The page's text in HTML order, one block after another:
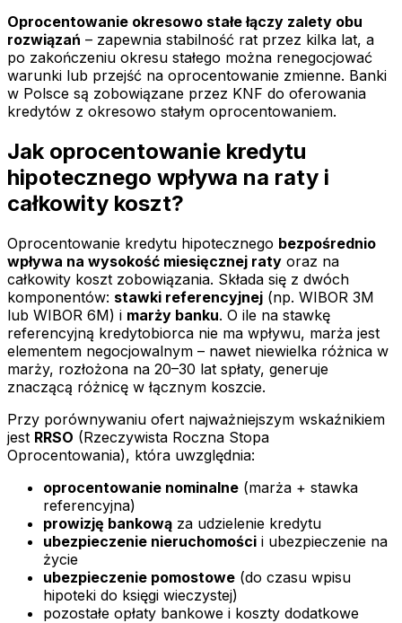
Oprocentowanie okresowo stałe łączy zalety obu
rozwiązań – zapewnia stabilność rat przez kilka lat, a
po zakończeniu okresu stałego można renegocjować
warunki lub przejść na oprocentowanie zmienne. Banki
w Polsce są zobowiązane przez KNF do oferowania
kredytów z okresowo stałym oprocentowaniem.
Jak oprocentowanie kredytu
hipotecznego wpływa na raty i
całkowity koszt?
Oprocentowanie kredytu hipotecznego bezpośrednio
wpływa na wysokość miesięcznej raty oraz na
całkowity koszt zobowiązania. Składa się z dwóch
komponentów: stawki referencyjnej (np. WIBOR 3M
lub WIBOR 6M) i marży banku. O ile na stawkę
referencyjną kredytobiorca nie ma wpływu, marża jest
elementem negocjowalnym – nawet niewielka różnica w
marży, rozłożona na 20–30 lat spłaty, generuje
znaczącą różnicę w łącznym koszcie.
Przy porównywaniu ofert najważniejszym wskaźnikiem
jest RRSO (Rzeczywista Roczna Stopa
Oprocentowania), która uwzględnia:
oprocentowanie nominalne (marża + stawka
referencyjna)
prowizję bankową za udzielenie kredytu
ubezpieczenie nieruchomości i ubezpieczenie na
życie
ubezpieczenie pomostowe (do czasu wpisu
hipoteki do księgi wieczystej)
pozostałe opłaty bankowe i koszty dodatkowe